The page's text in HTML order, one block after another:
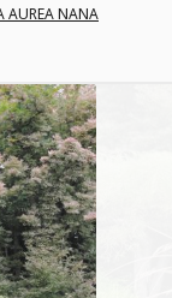
AUREA NANA